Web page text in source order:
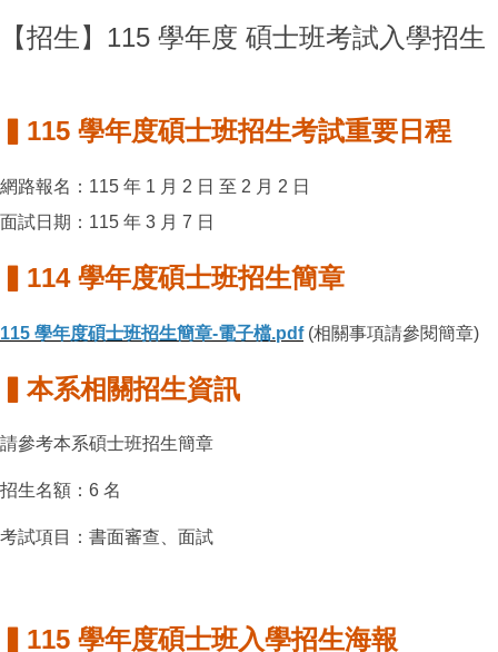
【招生】115 學年度 碩士班考試入學招生
▍115 學年度碩士班招生考試重要日程
網路報名：115 年 1 月 2 日 至 2 月 2 日
面試日期：115 年 3 月 7 日
▍114 學年度碩士班招生簡章
115 學年度碩士班招生簡章-電子檔.pdf (相關事項請參閱簡章)
▍本系相關招生資訊
請參考本系碩士班招生簡章
招生名額：6 名
考試項目：書面審查、面試
▍115 學年度碩士班入學招生海報